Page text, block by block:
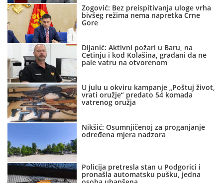
Zogović: Bez preispitivanja uloge vrha
bivšeg režima nema napretka Crne
Gore
Dijanić: Aktivni požari u Baru, na
Cetinju i kod Kolašina, građani da ne
pale vatru na otvorenom
U julu u okviru kampanje „Poštuj život,
vrati oružje“ predato 54 komada
vatrenog oružja
Nikšić: Osumnjičenoj za proganjanje
određena mjera nadzora
Policija pretresla stan u Podgorici i
pronašla automatsku pušku, jedna